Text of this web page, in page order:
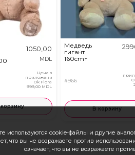
используются cookie-файлы и другие
что вы не возражаете против
означает, что вы не возражаете
1050,00
MDL
Цена в
приложении
Ok Flora
999,00 MDL
Медведь
гигант
160cm↑
#966
В корзину